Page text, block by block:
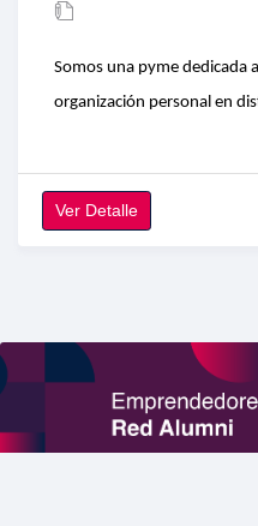
Somos una pyme dedicada
organización personal en
Ver Detalle